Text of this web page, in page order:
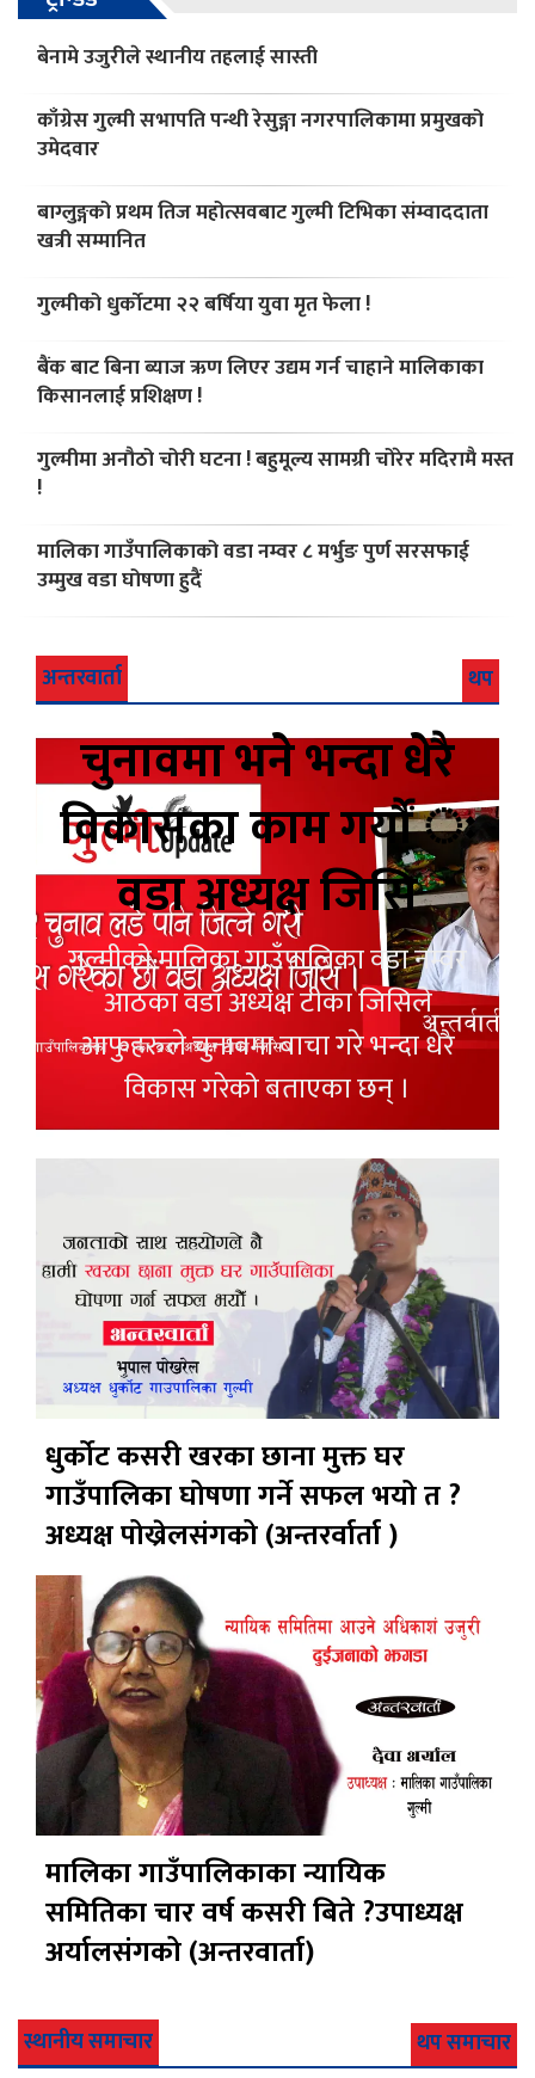
बेनामे उजुरीले स्थानीय तहलाई सास्ती
काँग्रेस गुल्मी सभापति पन्थी रेसुङ्गा नगरपालिकामा प्रमुखको
उमेदवार
बाग्लुङ्गको प्रथम तिज महोत्सवबाट गुल्मी टिभिका संम्वाददाता
खत्री सम्मानित
गुल्मीको धुर्काेटमा २२ बर्षिया युवा मृत फेला !
बैंक बाट बिना ब्याज ऋण लिएर उद्यम गर्न चाहाने मालिकाका
किसानलाई प्रशिक्षण !
गुल्मीमा अनौठो चोरी घटना ! बहुमूल्य सामग्री चोरेर मदिरामै मस्त
!
मालिका गाउँपालिकाको वडा नम्वर ८ मर्भुङ पुर्ण सरसफाई
उम्मुख वडा घोषणा हुदैं
अन्तरवार्ता थप
चुनावमा भने भन्दा धेरै
विकासका काम गर्यौं ः
वडा अध्यक्ष जिसि
गुल्मीको मालिका गाउँपालिका वडा नम्वर
आठका वडा अध्यक्ष टीका जिसिले
आफुहरुले चुनावमा बाचा गरे भन्दा धेरै
विकास गरेको बताएका छन् ।
धुर्कोट कसरी खरका छाना मुक्त घर
गाउँपालिका घोषणा गर्ने सफल भयो त ?
अध्यक्ष पोख्रेलसंगको (अन्तरर्वार्ता )
मालिका गाउँपालिकाका न्यायिक
समितिका चार वर्ष कसरी बिते ?उपाध्यक्ष
अर्यालसंंगको (अन्तरवार्ता)
स्थानीय समाचार थप समाचार